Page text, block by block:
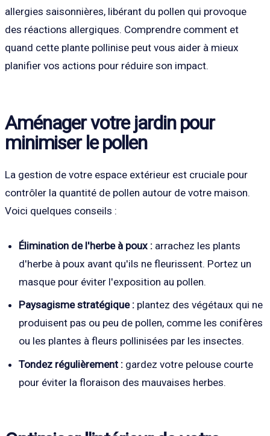
allergies saisonnières, libérant du pollen qui provoque
des réactions allergiques. Comprendre comment et
quand cette plante pollinise peut vous aider à mieux
planifier vos actions pour réduire son impact.
Aménager votre jardin pour
minimiser le pollen
La gestion de votre espace extérieur est cruciale pour
contrôler la quantité de pollen autour de votre maison.
Voici quelques conseils :
Élimination de l'herbe à poux : arrachez les plants
d'herbe à poux avant qu'ils ne fleurissent. Portez un
masque pour éviter l'exposition au pollen.
Paysagisme stratégique : plantez des végétaux qui ne
produisent pas ou peu de pollen, comme les conifères
ou les plantes à fleurs pollinisées par les insectes.
Tondez régulièrement : gardez votre pelouse courte
pour éviter la floraison des mauvaises herbes.